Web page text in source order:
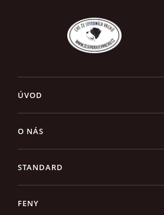
ÚVOD
O NÁS
STANDARD
FENY